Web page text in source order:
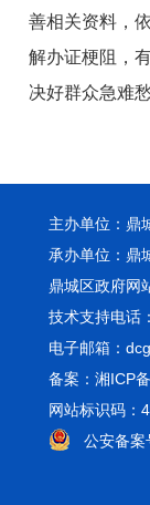
善相关资料，
解办证梗阻，
决好群众急难
主办单位：鼎
承办单位：鼎
鼎城区政府网
技术支持电话
电子邮箱：
备案：湘ICP
网站标识码：
公安备